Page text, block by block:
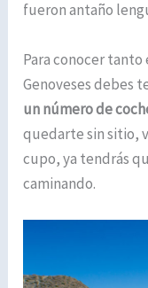
fueron antaño
Para conocer tanto
Genoveses debes
un número de
quedarte sin sitio,
cupo, ya tendrás
caminando.